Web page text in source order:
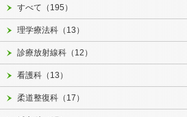
すべて（195）
理学療法科（13）
診療放射線科（12）
看護科（13）
柔道整復科（17）